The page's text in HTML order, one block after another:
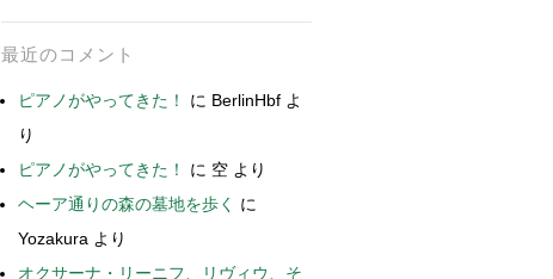
最近のコメント
ピアノがやってきた！ に BerlinHbf よ
り
ピアノがやってきた！
に 空 より
ヘーア通りの森の墓地を歩く
に
Yozakura より
オクサーナ・リーニフ、リヴィウ、そ